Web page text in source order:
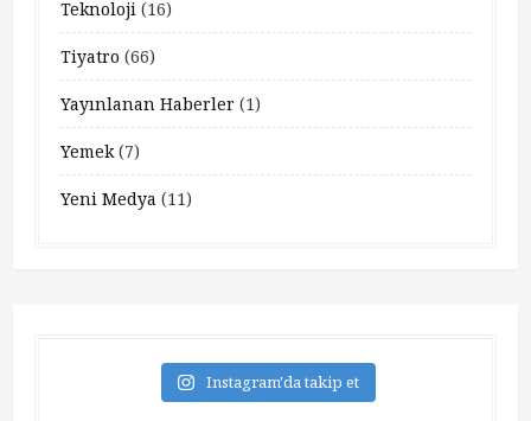
Teknoloji (16)
Tiyatro (66)
Yayınlanan Haberler (1)
Yemek(7)
Yeni Medya (11)
Instagram'da takip et